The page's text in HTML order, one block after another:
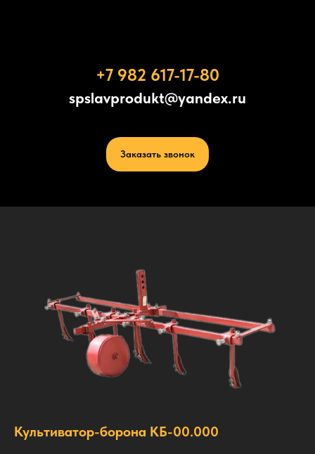
+7 982 617-17-80
spslavprodukt@yandex.ru
Заказать звонок
Культиватор-борона КБ-00.000